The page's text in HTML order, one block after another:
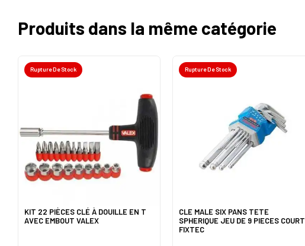
Produits dans la même catégorie
Rupture De Stock
KIT 22 PIÈCES CLÉ À DOUILLE EN T
AVEC EMBOUT VALEX
Rupture De Stock
CLE MALE SIX PANS TETE
SPHERIQUE JEU DE 9 PIECES COURT
FIXTEC